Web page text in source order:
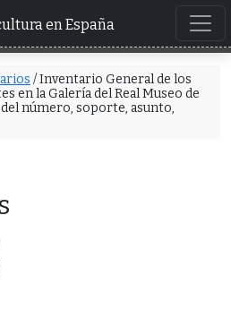
en España
/ Inventario General de los
en la Galería del Real Museo de
número, soporte, asunto,